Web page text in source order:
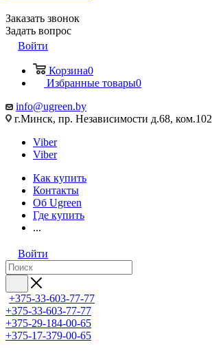
Заказать звонок
Задать вопрос
Войти
Корзина0
Избранные товары0
info@ugreen.by
г.Минск, пр. Независимости д.68, ком.102
Viber
Viber
Как купить
Контакты
Об Ugreen
Где купить
...
Войти
+375-33-603-77-77
+375-33-603-77-77
+375-29-184-00-65
+375-17-379-00-65